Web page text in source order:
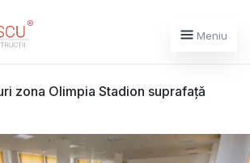
Meniu
zona Olimpia Stadion suprafață